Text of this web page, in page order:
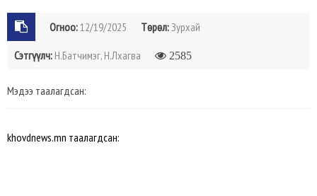
Огноо:12/19/2025 Төрөл:Зурхай
Сэтгүүлч: Н.Батчимэг, Н.Лхагва 2585
Мэдээ таалагдсан:
khovdnews.mn таалагдсан: